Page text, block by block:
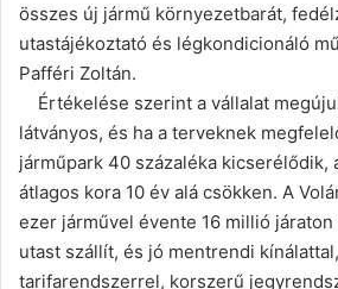
összes új jármű környezetbarát,
utastájékoztató és légkondicionáló
Pafféri Zoltán.
Értékelése szerint a vállalat
látványos, és ha a terveknek
járműpark 40 százaléka kicserélődik,
átlagos kora 10 év alá csökken. A
ezer járművel évente 16 millió
utast szállít, és jó mentrendi
tarifarendszerrel, korszerű